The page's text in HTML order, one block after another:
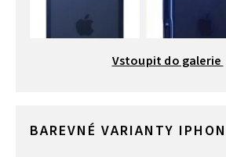
Vstoupit do galerie
BAREVNÉ VARIANTY